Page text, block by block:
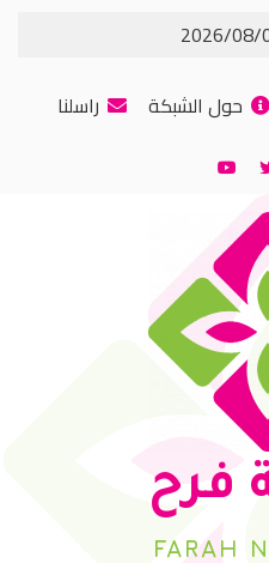
حول الشبكة راسلنا
فرح
FARAH